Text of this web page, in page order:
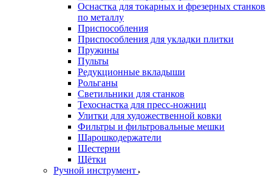
Оснастка для токарных и фрезерных станков
по металлу
Приспособления
Приспособления для укладки плитки
Пружины
Пульты
Редукционные вкладыши
Рольганы
Светильники для станков
Техоснастка для пресс-ножниц
Улитки для художественной ковки
Фильтры и фильтровальные мешки
Шарошкодержатели
Шестерни
Щётки
Ручной инструмент